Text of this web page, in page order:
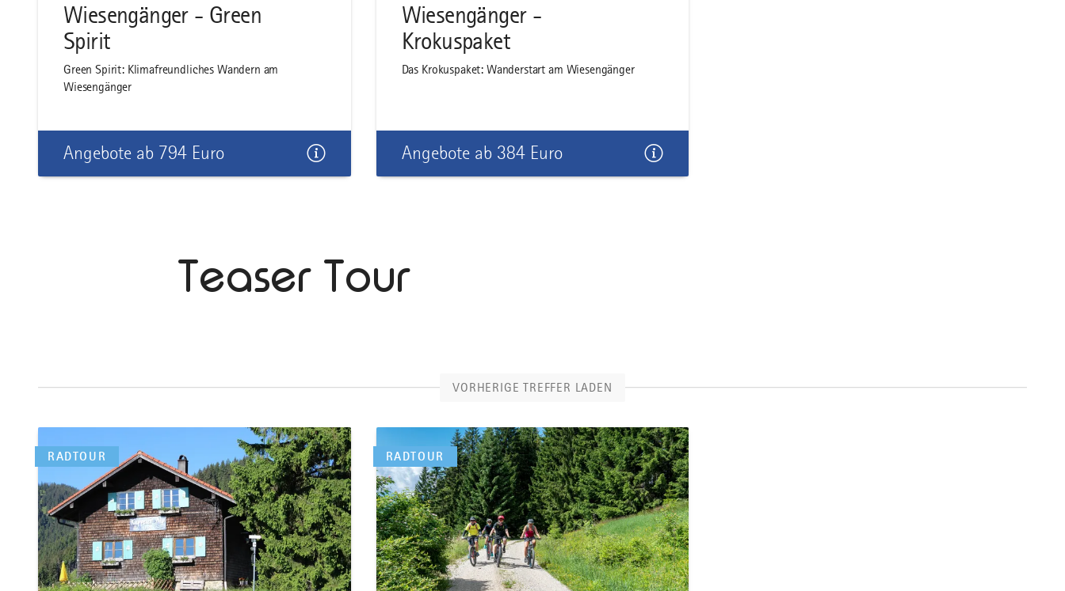
Wiesengänger - Green
Spirit
Green Spirit: Klimafreundliches Wandern am
Wiesengänger
Angebote ab 794 Euro
Wiesengänger -
Krokuspaket
Das Krokuspaket: Wanderstart am Wiesengänger
Angebote ab 384 Euro
Teaser Tour
VORHERIGE TREFFER LADEN
RADTOUR RADTOUR